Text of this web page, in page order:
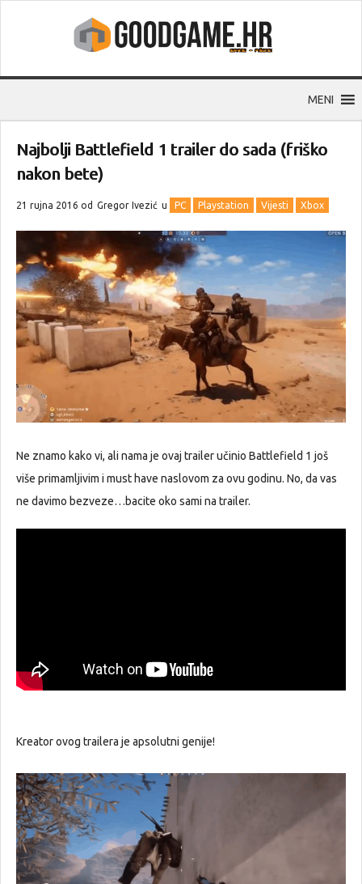
MENI
Najbolji Battlefield 1 trailer do sada (friško
nakon bete)
21 rujna 2016 od Gregor Ivezić u PC Playstation Vijesti Xbox
Ne znamo kako vi, ali nama je ovaj trailer učinio Battlefield 1 još
više primamljivim i must have naslovom za ovu godinu. No, da vas
ne davimo bezveze…bacite oko sami na trailer.
Kreator ovog trailera je apsolutni genije!